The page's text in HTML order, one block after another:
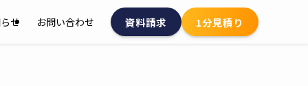
せ お問い合わせ 資料請求 1分見積り